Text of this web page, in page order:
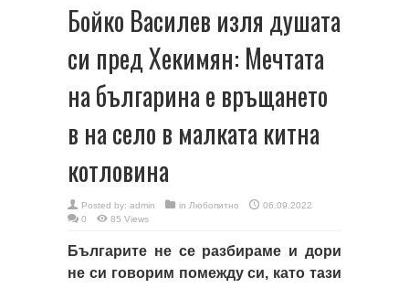
Бойко Василев изля душата
си пред Хекимян: Мечтата
на българина е връщането
в на село в малката китна
котловина
Posted by: admin in Любопитно
06.09.2022
0
85 Views
Българите не се разбираме и дори
не си говорим помежду си, като тази